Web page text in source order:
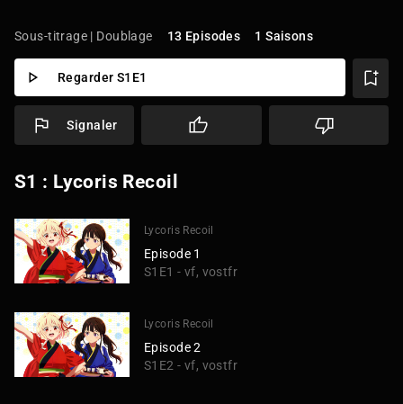
Sous-titrage | Doublage 13 Episodes 1 Saisons
Regarder S1E1
Signaler
S1 : Lycoris Recoil
Lycoris Recoil
Episode 1
S1E1 - vf, vostfr
Lycoris Recoil
Episode 2
S1E2 - vf, vostfr